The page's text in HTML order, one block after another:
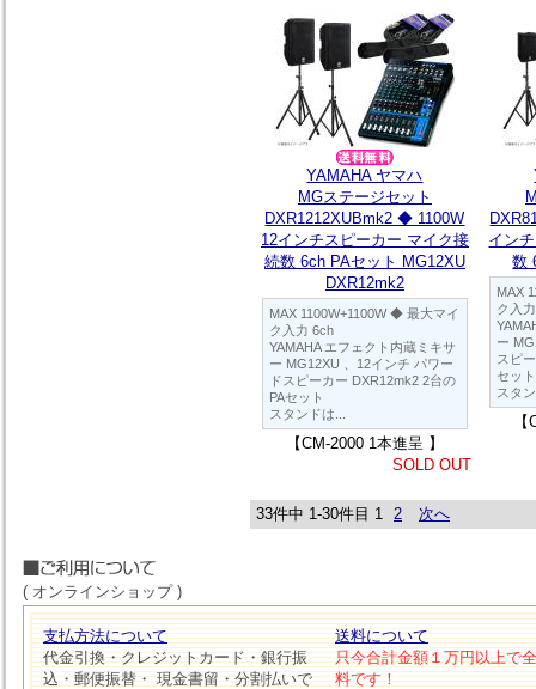
YAMAHA ヤマハ
MGステージセット
DXR1212XUBmk2 ◆ 1100W
12インチスピーカー マイク接
続数 6ch PAセット MG12XU
DXR12mk2
MAX 1100W+1100W ◆ 最大マイ
ク入力 6ch
YAMAHA エフェクト内蔵ミキサ
ー MG12XU 、12インチ パワー
ドスピーカー DXR12mk2 2台の
PAセット
スタンドは...
【CM-2000 1本進呈 】
SOLD OUT
イン
数
MAX
ク入
ー
スピ
セット
スタ
33件中 1-30件目 1 2 次へ
( オンラインショップ )
支払方法について
代金引換・クレジットカード・銀行振
込・郵便振替・ 現金書留・分割払いで
送料について
只今合計金額１万円以上で
料です！